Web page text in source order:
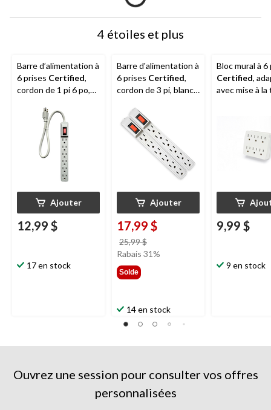
4 étoiles et plus
Barre d’alimentation à
6 prises Certified,
cordon de 1 pi 6 po,
Ajouter
12,99 $
17 en stock
Barre d'alimentation à
6 prises Certified,
cordon de 3 pi, blanc,
Ajouter
17,99 $
25,99 $
était
Rabais 31%
Solde
14 en stock
Bloc mural à 6
Certified,
avec mise à la
9,99 $
9 en stock
Ouvrez une session pour consulter vos offres
personnalisées